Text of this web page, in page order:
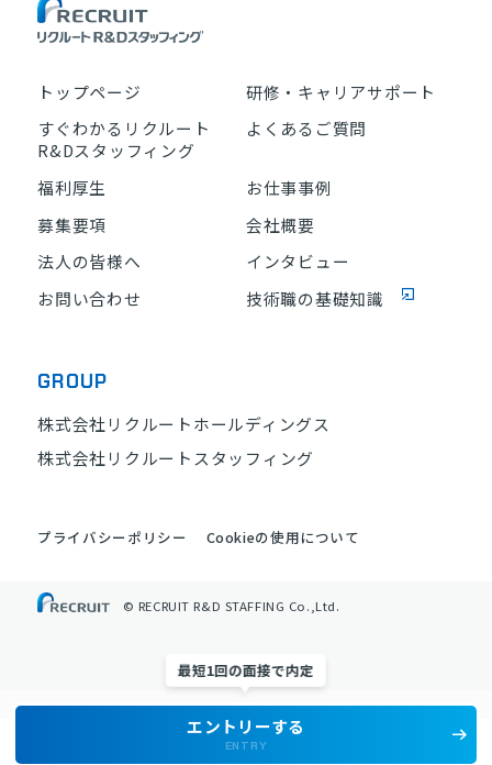
トップページ
研修・キャリアサポート
すぐわかるリクルート
R&Dスタッフィング
よくあるご質問
福利厚生
お仕事事例
募集要項
会社概要
法人の皆様へ
インタビュー
お問い合わせ
技術職の基礎知識
GROUP
株式会社リクルートホールディングス
株式会社リクルートスタッフィング
プライバシーポリシー Cookieの使用について
© RECRUIT R&D STAFFING Co.,Ltd.
エントリーする
ENTRY
最短1回の面接で内定
107 件を検索
107 件を検索